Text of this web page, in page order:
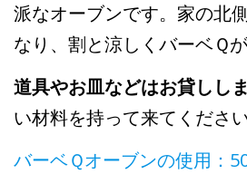
派なオーブンです。家の北
なり、割と涼しくバーベＱ
道具やお皿などはお貸しし
い材料を持って来てください
バーベＱオーブンの使用：